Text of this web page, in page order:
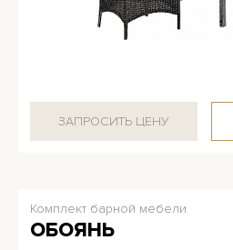
ЗАПРОСИТЬ ЦЕНУ
Комплект барной мебели
ОБОЯНЬ